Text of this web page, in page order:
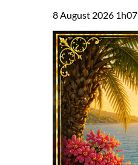
8 August 2026 1h07